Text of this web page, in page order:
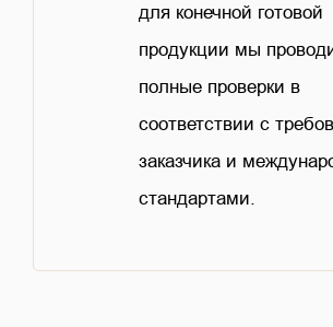
для конечной готовой
продукции мы
полные проверки в
соответствии с
заказчика и
стандартами.